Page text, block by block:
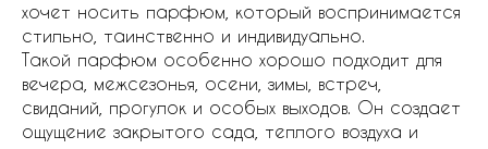
хочет носить парфюм, который воспринимается
стильно, таинственно и индивидуально.
Такой парфюм особенно хорошо подходит для
вечера, межсезонья, осени, зимы, встреч,
свиданий, прогулок и особых выходов. Он создает
ощущение закрытого сада, теплого воздуха и